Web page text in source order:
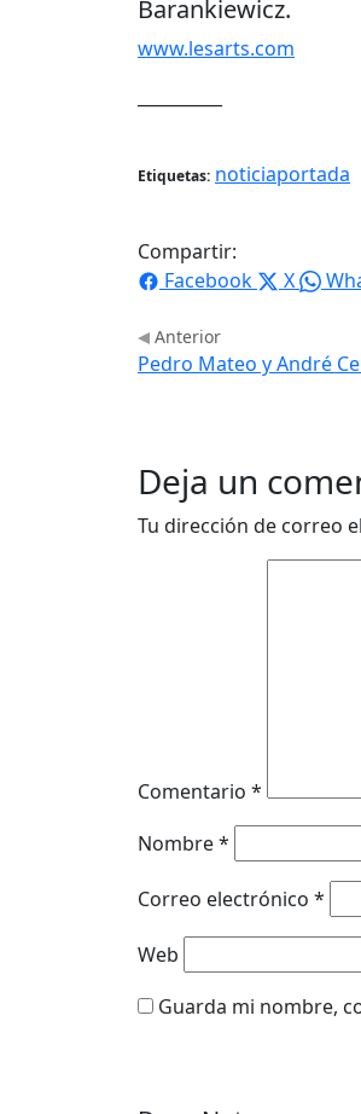
Barankiewicz.
www.lesarts.com
Etiquetas: noticiaportada
Compartir:
Facebook
X
Anterior
Pedro Mateo y André
Deja un
Tu dirección de correo
Comentario *
Nombre*
Correo electrónico *
Web
Guarda mi nombre,